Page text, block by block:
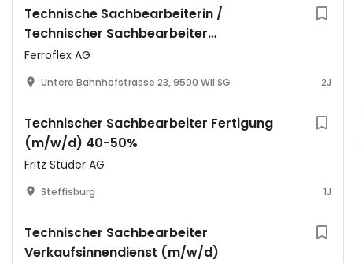
Technische Sachbearbeiterin /
Technischer Sachbearbeiter
Sicherheitstechnik (80-100%)
Ferroflex AG
Untere Bahnhofstrasse 23, 9500 Wil SG 2J
Technischer Sachbearbeiter Fertigung
(m/w/d) 40-50%
Fritz Studer AG
Steffisburg 1J
Technischer Sachbearbeiter
Verkaufsinnendienst (m/w/d)